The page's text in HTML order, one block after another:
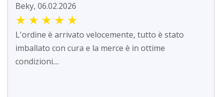
Beky, 06.02.2026
★ ★ ★ ★ ★
L'ordine è arrivato velocemente, tutto è stato
imballato con cura e la merce è in ottime
condizioni....